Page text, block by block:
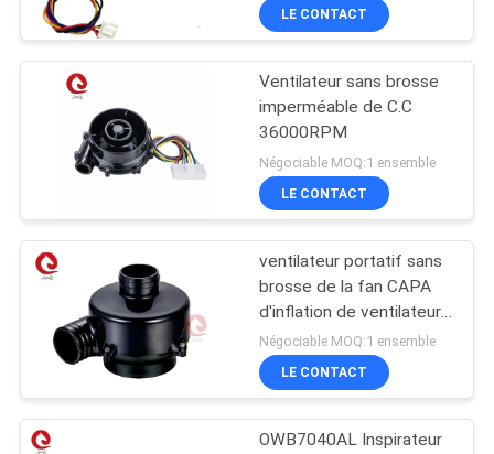
LE CONTACT
Ventilateur sans brosse
imperméable de C.C
36000RPM
Négociable MOQ:1 ensemble
LE CONTACT
ventilateur portatif sans
brosse de la fan CAPA
d'inflation de ventilateur
du moteur 24V de C.C
25000rpm
Négociable MOQ:1 ensemble
LE CONTACT
OWB7040AL Inspirateur